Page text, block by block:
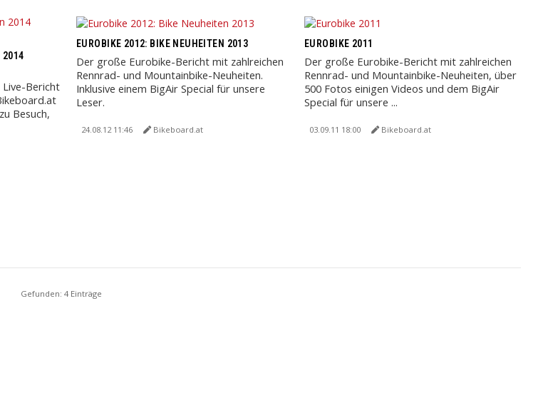
2014
Live-Bericht
Besuch,
EUROBIKE 2012: BIKE NEUHEITEN 2013
Der große Eurobike-Bericht mit zahlreichen
Rennrad- und Mountainbike-Neuheiten.
Inklusive einem BigAir Special für unsere
Leser.
24.08.12 11:46 Bikeboard.at
EUROBIKE 2011
Der große Eurobike-Bericht mit zahlreichen
Rennrad- und Mountainbike-Neuheiten, über
500 Fotos einigen Videos und dem BigAir
Special für unsere ...
03.09.11 18:00 Bikeboard.at
Gefunden: 4 Einträge